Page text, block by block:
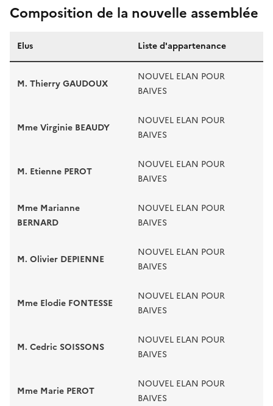
Composition de la nouvelle assemblée
Elus Liste d'appartenance
M. Thierry GAUDOUX
NOUVEL ELAN POUR
BAIVES
Mme Virginie BEAUDY
NOUVEL ELAN POUR
BAIVES
M. Etienne PEROT
NOUVEL ELAN POUR
BAIVES
Mme Marianne
BERNARD
NOUVEL ELAN POUR
BAIVES
M. Olivier DEPIENNE
NOUVEL ELAN POUR
BAIVES
Mme Elodie FONTESSE
NOUVEL ELAN POUR
BAIVES
M. Cedric SOISSONS
NOUVEL ELAN POUR
BAIVES
Mme Marie PEROT
NOUVEL ELAN POUR
BAIVES